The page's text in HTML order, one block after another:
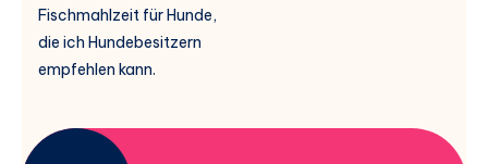
Fischmahlzeit für Hunde,
die ich Hundebesitzern
empfehlen kann.